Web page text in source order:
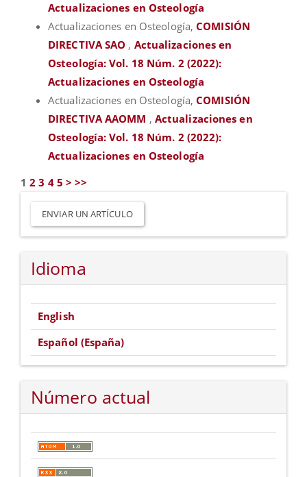
Actualizaciones en Osteología
Actualizaciones en Osteología,COMISIÓN
DIRECTIVA SAO , Actualizaciones en
Osteología: Vol. 18 Núm. 2 (2022):
Actualizaciones en Osteología
Actualizaciones en Osteología,COMISIÓN
DIRECTIVA AAOMM , Actualizaciones en
Osteología: Vol. 18 Núm. 2 (2022):
Actualizaciones en Osteología
1 2 3 4 5 > >>
Enviar
artículo
ENVIAR UN ARTÍCULO
Idioma
English
Español (España)
Número actual